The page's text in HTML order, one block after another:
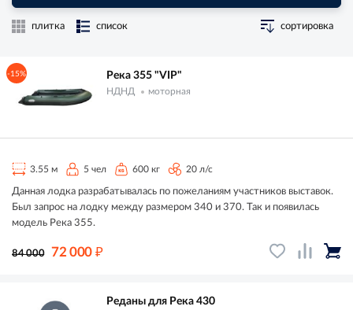
плитка список сортировка
-15% Река 355 "VIP"
НДНД моторная
3.55 м 5 чел 600 кг 20 л/с
Данная лодка разрабатывалась по пожеланиям участников выставок.
Был запрос на лодку между размером 340 и 370. Так и появилась
модель Река 355.
84 000 72 000 ₽
Реданы для Река 430